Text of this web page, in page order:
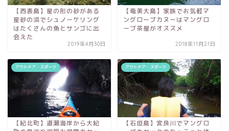
【西表島】星の形の砂がある
星砂の浜でシュノーケリング
はたくさんの魚とサンゴに出
会えた
2019年4月30日
【奄美大島】家族でお気軽マ
ングローブカヌーはマングロ
ーブ茶屋がオススメ
2018年11月21日
アウトドア・スポーツ
【紀北町】道瀬海岸から大紀
アウトドア・スポーツ
【石垣島】宮良川でマングロ